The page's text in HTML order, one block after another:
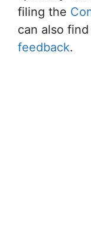
filing the
can also
feedback.